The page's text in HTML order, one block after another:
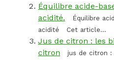
Équilibre acide-
acidité.
Équilibre
acidité Cet article...
Jus de citron : les
citron
jus de citron :